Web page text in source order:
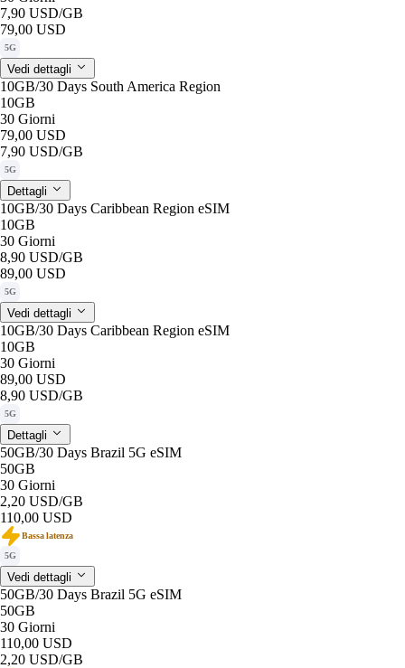
7,90 USD/GB
79,00 USD
5G
Vedi dettagli
10GB/30 Days South America Region
10GB
30 Giorni
79,00 USD
7,90 USD/GB
5G
Dettagli
10GB/30 Days Caribbean Region eSIM
10GB
30 Giorni
8,90 USD/GB
89,00 USD
5G
Vedi dettagli
10GB/30 Days Caribbean Region eSIM
10GB
30 Giorni
89,00 USD
8,90 USD/GB
5G
Dettagli
50GB/30 Days Brazil 5G eSIM
50GB
30 Giorni
2,20 USD/GB
110,00 USD
Bassa latenza
5G
Vedi dettagli
50GB/30 Days Brazil 5G eSIM
50GB
30 Giorni
110,00 USD
2,20 USD/GB